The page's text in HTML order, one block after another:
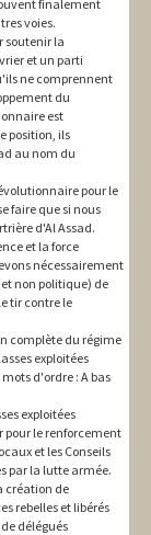
finalement
voies.
soutenir la
et un parti
ne comprennent
du
est
position, ils
au nom du
pour le
faire que si nous
d'Al Assad.
et la force
nécessairement
non politique) de
tir contre le
complète du régime
exploitées
d'ordre : A bas
exploitées
le renforcement
et les Conseils
par la lutte armée.
création de
rebelles et libérés
délégués